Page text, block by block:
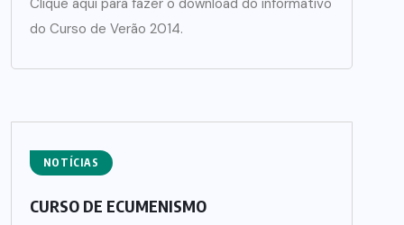
Clique aqui para fazer o download do informativo
do Curso de Verão 2014.
NOTÍCIAS
CURSO DE ECUMENISMO